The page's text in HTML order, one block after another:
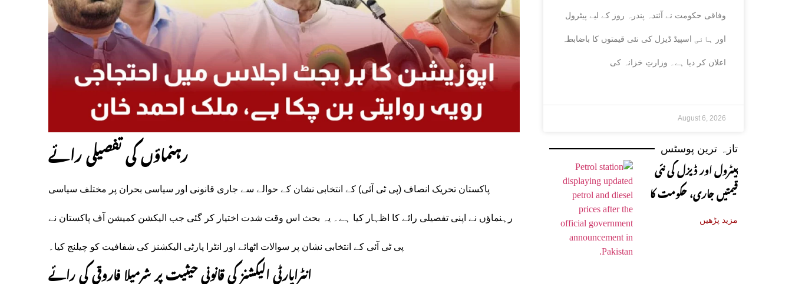
رہنماؤں کی تفصیلی رائے
پاکستان تحریک انصاف (پی ٹی آئی) کے انتخابی نشان کے حوالے سے جاری قانونی اور سیاسی بحران پر مختلف سیاسی
رہنماؤں نے اپنی تفصیلی رائے کا اظہار کیا ہے۔ یہ بحث اس وقت شدت اختیار کر گئی جب الیکشن کمیشن آف پاکستان نے
پی ٹی آئی کے انتخابی نشان پر سوالات اٹھائے اور انٹرا پارٹی الیکشنز کی شفافیت کو چیلنج کیا۔
انٹراپارٹی الیکشنز کی قانونی حیثیت پر شرمیلا فاروقی کی رائے
وفاقی حکومت نے آئندہ پندرہ روز کے لیے پیٹرول
اور ہائی اسپیڈ ڈیزل کی نئی قیمتوں کا باضابطہ
اعلان کر دیا ہے۔ وزارتِ خزانہ کی
August 6, 2026
تازہ ترین پوسٹس
پیٹرول اور ڈیزل کی نئی
قیمتیں جاری، حکومت کا
باضابطہ اعلان
مزید پڑھیں